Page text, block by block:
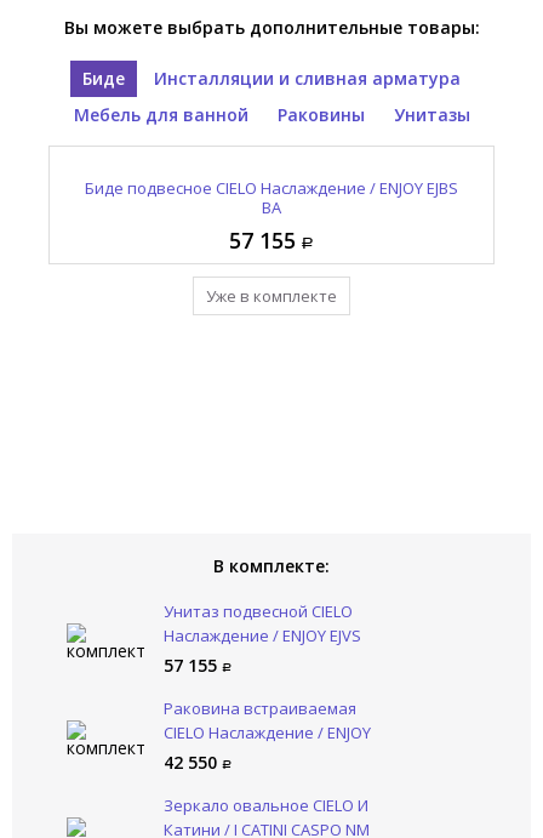
Вы можете выбрать дополнительные товары:
Биде
Инсталляции и сливная арматура
Мебель для ванной
Раковины Унитазы
Биде подвесное CIELO Наслаждение / ENJOY EJBS
BA
57 155
Уже в комплекте
Выпуск для раковины с керамической накладкой
CIELO Сива / SIWA PIL01 BA
12 965
Уже в комплекте
Зеркало овальное CIELO И Катини / I CATINI CASPO
NM
95 410
Уже в комплекте
Раковина встраиваемая CIELO Наслаждение /
ENJOY EJLASPO BA
42 550
Уже в комплекте
Унитаз подвесной CIELO Наслаждение / ENJOY EJVS
BA
57 155
Уже в комплекте
В комплекте:
Унитаз подвесной CIELO
Наслаждение / ENJOY EJVS
BA
57 155
Раковина встраиваемая
CIELO Наслаждение / ENJOY
EJLASPO BA
42 550
Зеркало овальное CIELO И
Катини / I CATINI CASPO NM